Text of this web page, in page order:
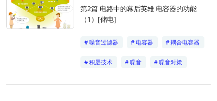
第2篇 电路中的幕后英雄 电容器的功能
（1）[储电]
噪音过滤器 电容器 耦合电容器
积层技术 噪音 噪音对策